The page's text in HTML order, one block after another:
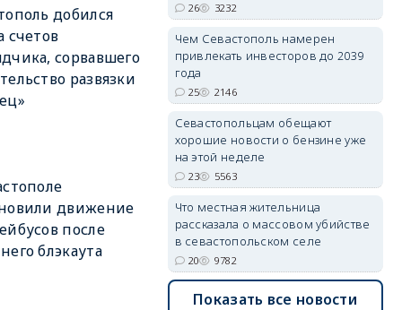
добился
счетов
сорвавшего
развязки
движение
после
блэкаута
26 3232
Чем Севастополь намерен
привлекать инвесторов до 2039
года
25 2146
Севастопольцам обещают
хорошие новости о бензине уже
на этой неделе
23 5563
Что местная жительница
рассказала о массовом убийстве
в севастопольском селе
20 9782
Показать все новости